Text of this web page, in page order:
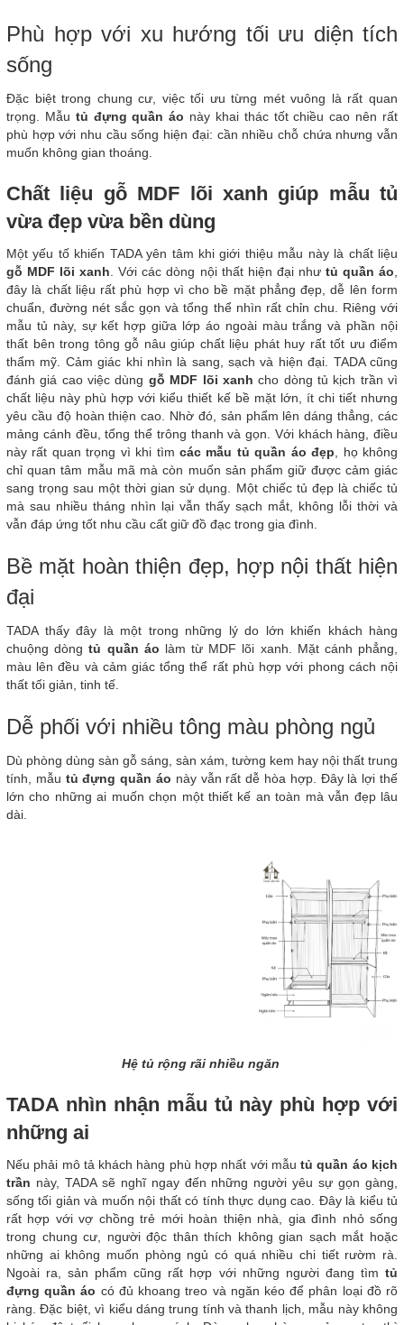
Phù hợp với xu hướng tối ưu diện tích
sống
Đặc biệt trong chung cư, việc tối ưu từng mét vuông là rất quan
trọng. Mẫu tủ đựng quần áo này khai thác tốt chiều cao nên rất
phù hợp với nhu cầu sống hiện đại: cần nhiều chỗ chứa nhưng vẫn
muốn không gian thoáng.
Chất liệu gỗ MDF lõi xanh giúp mẫu tủ
vừa đẹp vừa bền dùng
Một yếu tố khiến TADA yên tâm khi giới thiệu mẫu này là chất liệu
gỗ MDF lõi xanh . Với các dòng nội thất hiện đại như tủ quần áo
đây là chất liệu rất phù hợp vì cho bề mặt phẳng đẹp, dễ lên form
chuẩn, đường nét sắc gọn và tổng thể nhìn rất chỉn chu. Riêng với
mẫu tủ này, sự kết hợp giữa lớp áo ngoài màu trắng và phần nội
thất bên trong tông gỗ nâu giúp chất liệu phát huy rất tốt ưu điểm
thẩm mỹ. Cảm giác khi nhìn là sang, sạch và hiện đại. TADA cũng
đánh giá cao việc dùng gỗ MDF lõi xanh cho dòng tủ kịch trần vì
chất liệu này phù hợp với kiểu thiết kế bề mặt lớn, ít chi tiết nhưng
yêu cầu độ hoàn thiện cao. Nhờ đó, sản phẩm lên dáng thẳng, các
mảng cánh đều, tổng thể trông thanh và gọn. Với khách hàng, điều
này rất quan trọng vì khi tìm các mẫu tủ quần áo đẹp , họ không
chỉ quan tâm mẫu mã mà còn muốn sản phẩm giữ được cảm giác
sang trọng sau một thời gian sử dụng. Một chiếc tủ đẹp là chiếc tủ
mà sau nhiều tháng nhìn lại vẫn thấy sạch mắt, không lỗi thời và
vẫn đáp ứng tốt nhu cầu cất giữ đồ đạc trong gia đình.
Bề mặt hoàn thiện đẹp, hợp nội thất hiện
đại
TADA thấy đây là một trong những lý do lớn khiến khách hàng
chuộng dòngtủ quần áo làm từ MDF lõi xanh. Mặt cánh phẳng,
màu lên đều và cảm giác tổng thể rất phù hợp với phong cách nội
thất tối giản, tinh tế.
Dễ phối với nhiều tông màu phòng ngủ
Dù phòng dùng sàn gỗ sáng, sàn xám, tường kem hay nội thất trung
tính, mẫu tủ đựng quần áo này vẫn rất dễ hòa hợp. Đây là lợi thế
lớn cho những ai muốn chọn một thiết kế an toàn mà vẫn đẹp lâu
dài.
Hệ tủ rộng rãi nhiều ngăn
TADA nhìn nhận mẫu tủ này phù hợp với
những ai
Nếu phải mô tả khách hàng phù hợp nhất với mẫutủ quần áo kịch
trần này, TADA sẽ nghĩ ngay đến những người yêu sự gọn gàng,
sống tối giản và muốn nội thất có tính thực dụng cao. Đây là kiểu tủ
rất hợp với vợ chồng trẻ mới hoàn thiện nhà, gia đình nhỏ sống
trong chung cư, người độc thân thích không gian sạch mắt hoặc
những ai không muốn phòng ngủ có quá nhiều chi tiết rườm rà.
Ngoài ra, sản phẩm cũng rất hợp với những người đang tìm tủ
đựng quần áo có đủ khoang treo và ngăn kéo để phân loại đồ rõ
ràng. Đặc biệt, vì kiểu dáng trung tính và thanh lịch, mẫu này không